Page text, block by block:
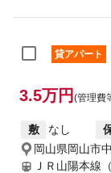
貸アパート
3.5万円 (管理費
敷 なし
岡山県岡山市
ＪＲ山陽本線